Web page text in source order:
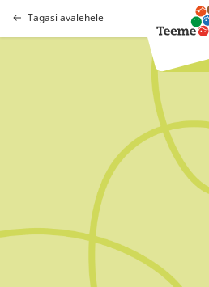
Tagasi avalehele